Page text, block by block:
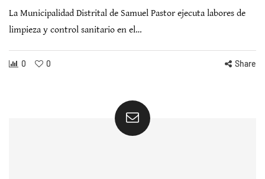
La Municipalidad Distrital de Samuel Pastor ejecuta labores de
limpieza y control sanitario en el…
0 0 Share